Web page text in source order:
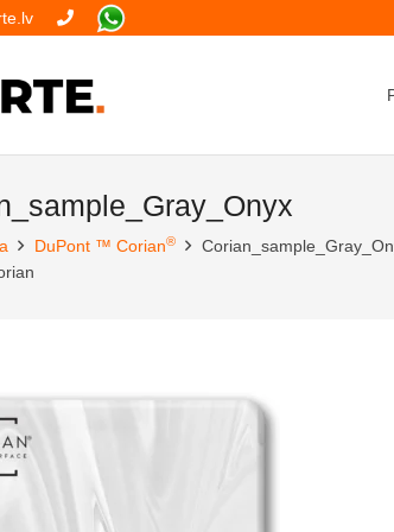
DuPont ™ Corian®